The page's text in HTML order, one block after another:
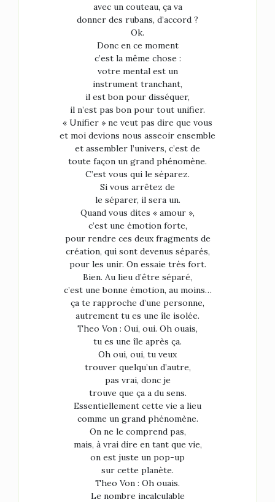
avec un couteau, ça va
donner des rubans, d’accord ?
Ok.
Donc en ce moment
c’est la même chose :
votre mental est un
instrument tranchant,
il est bon pour disséquer,
il n’est pas bon pour tout unifier.
« Unifier » ne veut pas dire que vous
et moi devions nous asseoir ensemble
et assembler l’univers, c’est de
toute façon un grand phénomène.
C’est vous qui le séparez.
Si vous arrêtez de
le séparer, il sera un.
Quand vous dites « amour »,
c’est une émotion forte,
pour rendre ces deux fragments de
création, qui sont devenus séparés,
pour les unir. On essaie très fort.
Bien. Au lieu d’être séparé,
c’est une bonne émotion, au moins…
ça te rapproche d’une personne,
autrement tu es une île isolée.
Theo Von : Oui, oui. Oh ouais,
tu es une île après ça.
Oh oui, oui, tu veux
trouver quelqu’un d’autre,
pas vrai, donc je
trouve que ça a du sens.
Essentiellement cette vie a lieu
comme un grand phénomène.
On ne le comprend pas,
mais, à vrai dire en tant que vie,
on est juste un pop-up
sur cette planète.
Theo Von : Oh ouais.
Le nombre incalculable